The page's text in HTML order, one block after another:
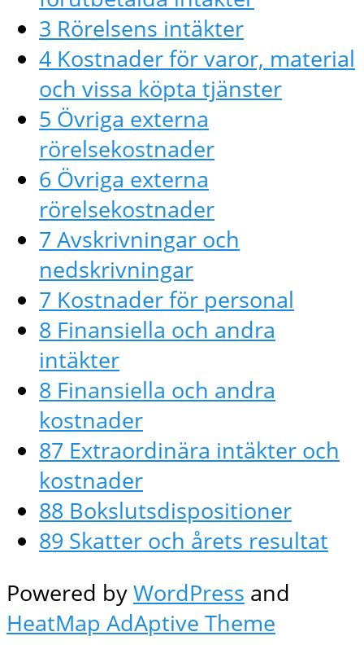
3 Rörelsens intäkter
4 Kostnader för varor, material
och vissa köpta tjänster
5 Övriga externa
rörelsekostnader
6 Övriga externa
rörelsekostnader
7 Avskrivningar och
nedskrivningar
7 Kostnader för personal
8 Finansiella och andra
intäkter
8 Finansiella och andra
kostnader
87 Extraordinära intäkter och
kostnader
88 Bokslutsdispositioner
89 Skatter och årets resultat
Powered byWordPress and
HeatMap AdAptive Theme